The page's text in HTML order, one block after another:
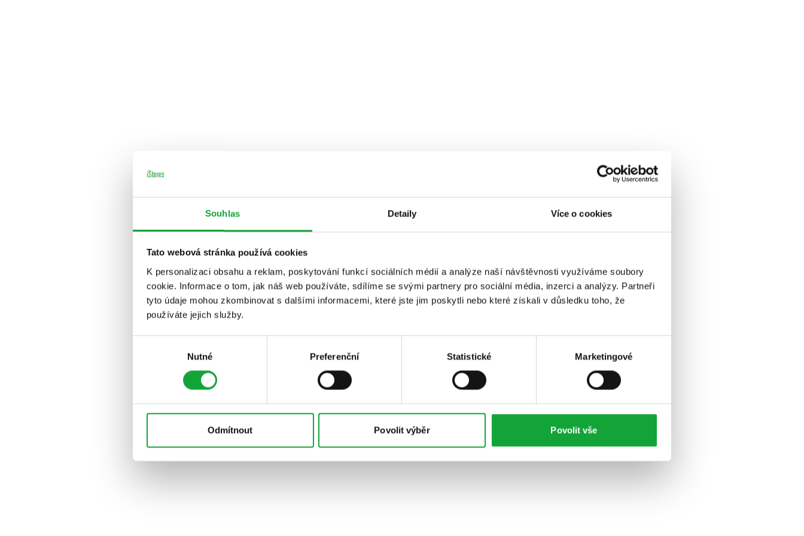
Souhlas Detaily Více o cookies
Tato webová stránka používá cookies
K personalizaci obsahu a reklam, poskytování funkcí sociálních médií a analýze naší návštěvnosti využíváme soubory
cookie. Informace o tom, jak náš web používáte, sdílíme se svými partnery pro sociální média, inzerci a analýzy. Partneři
tyto údaje mohou zkombinovat s dalšími informacemi, které jste jim poskytli nebo které získali v důsledku toho, že
používáte jejich služby.
Nutné Preferenční Statistické Marketingové
Odmítnout Povolit výběr Povolit vše